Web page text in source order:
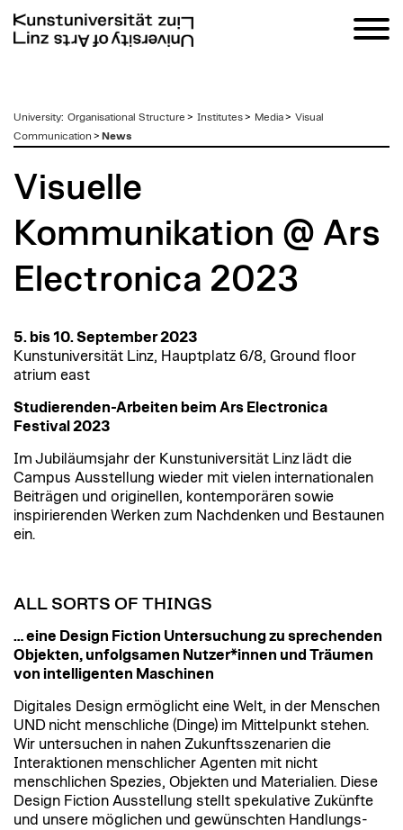
zum
Inhalt
University: Organisational Structure > Institutes> Media> Visual
Communication > News
Visuelle
Kommunikation @ Ars
Electronica 2023
5. bis 10. September 2023
Kunstuniversität Linz, Hauptplatz 6/8, Ground floor
atrium east
Studierenden-Arbeiten beim Ars Electronica
Festival 2023
Im Jubiläumsjahr der Kunstuniversität Linz lädt die
Campus Ausstellung wieder mit vielen internationalen
Beiträgen und originellen, kontemporären sowie
inspirierenden Werken zum Nachdenken und Bestaunen
ein.
ALL SORTS OF THINGS
… eine Design Fiction Untersuchung zu sprechenden
Objekten, unfolgsamen Nutzer*innen und Träumen
von intelligenten Maschinen
Digitales Design ermöglicht eine Welt, in der Menschen
UND nicht menschliche (Dinge) im Mittelpunkt stehen.
Wir untersuchen in nahen Zukunftsszenarien die
Interaktionen menschlicher Agenten mit nicht
menschlichen Spezies, Objekten und Materialien. Diese
Design Fiction Ausstellung stellt spekulative Zukünfte
und unsere möglichen und gewünschten Handlungs-